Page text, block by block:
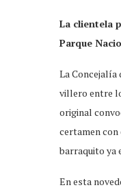
La clientela
Parque
La Concejalía
villero entre
original
certamen con
barraquito ya
En esta